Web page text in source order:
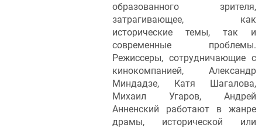
образованного зрителя,
затрагивающее, как
исторические темы, так и
современные проблемы.
Режиссеры, сотрудничающие с
кинокомпанией, Александр
Миндадзе, Катя Шагалова,
Михаил Угаров, Андрей
Анненский работают в жанре
драмы, исторической или